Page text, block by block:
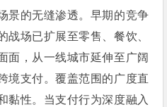
景的无缝渗透。早期的竞争
战场已扩展至零售、餐饮、
面，从一线城市延伸至广阔
境支付。覆盖范围的广度直
黏性。当支付行为深度融入